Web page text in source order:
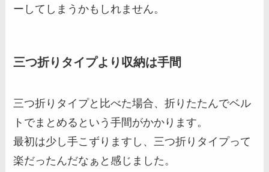
ーしてしまうかもしれません。
三つ折りタイプより収納は手間
三つ折りタイプと比べた場合、折りたたんでベル
トでまとめるという手間がかかります。
最初は少し手こずりますし、三つ折りタイプって
楽だったんだなぁと感じました。